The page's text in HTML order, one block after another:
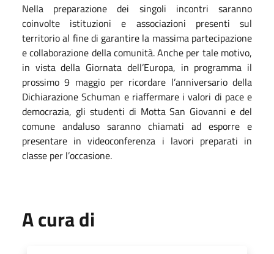
Nella preparazione dei singoli incontri saranno
coinvolte istituzioni e associazioni presenti sul
territorio al fine di garantire la massima partecipazione
e collaborazione della comunità. Anche per tale motivo,
in vista della Giornata dell’Europa, in programma il
prossimo 9 maggio per ricordare l’anniversario della
Dichiarazione Schuman e riaffermare i valori di pace e
democrazia, gli studenti di Motta San Giovanni e del
comune andaluso saranno chiamati ad esporre e
presentare in videoconferenza i lavori preparati in
classe per l’occasione.
A cura di